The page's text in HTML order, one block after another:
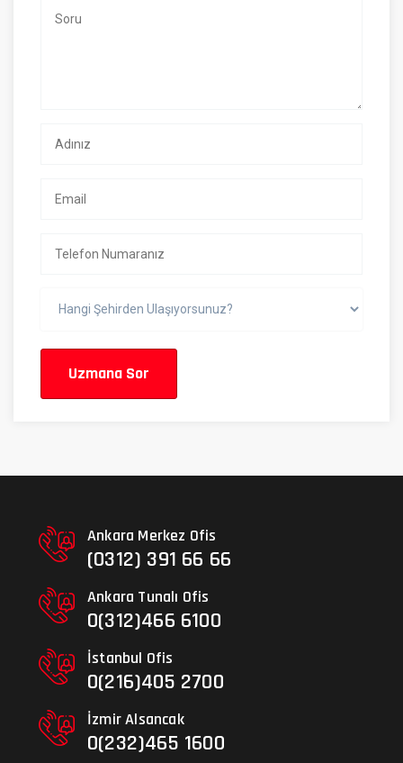
Uzmana Sor
Ankara Merkez Ofis
(0312) 391 66 66
Ankara Tunalı Ofis
0(312)466 6100
İstanbul Ofis
0(216)405 2700
İzmir Alsancak
0(232)465 1600